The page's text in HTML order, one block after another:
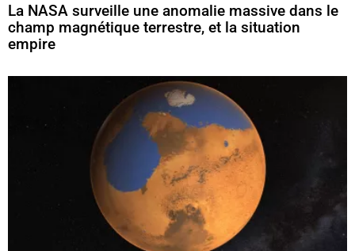
La NASA surveille une anomalie massive dans le
champ magnétique terrestre, et la situation
empire